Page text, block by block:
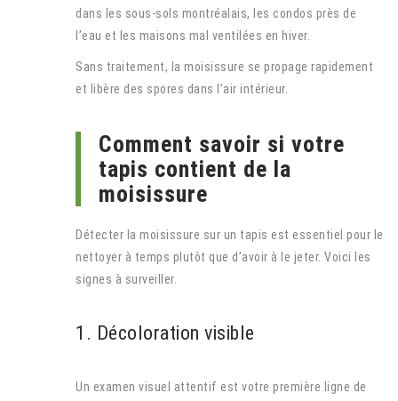
dans les sous-sols montréalais, les condos près de
l’eau et les maisons mal ventilées en hiver.
Sans traitement, la moisissure se propage rapidement
et libère des spores dans l’air intérieur.
Comment savoir si votre
tapis contient de la
moisissure
Détecter la moisissure sur un tapis est essentiel pour le
nettoyer à temps plutôt que d’avoir à le jeter. Voici les
signes à surveiller.
1. Décoloration visible
Un examen visuel attentif est votre première ligne de